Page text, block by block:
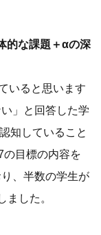
的な課題＋αの深
いると思います
」と回答した学
知していること
の目標の内容を
、半数の学生が
した。